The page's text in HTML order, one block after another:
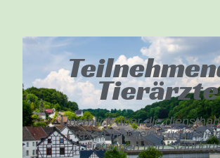
Tierärzte
Überblick über die
Praxen im Kreis
Leistungen und